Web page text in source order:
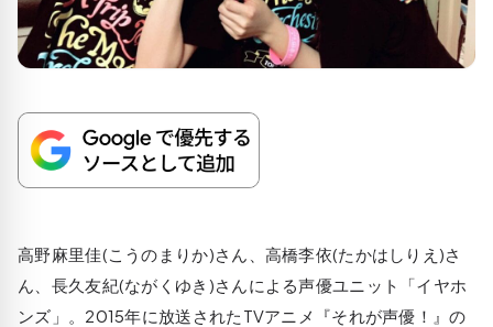
高野麻里佳(こうのまりか)さん、高橋李依(たかはしりえ)さ
ん、長久友紀(ながくゆき)さんによる声優ユニット「イヤホ
ンズ」。2015年に放送されたTVアニメ『それが声優！』の